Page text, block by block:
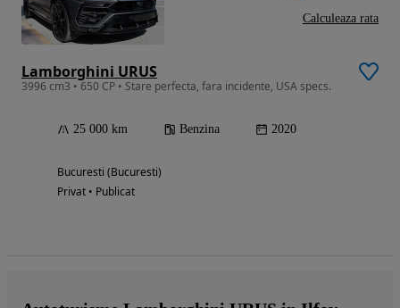
Lamborghini URUS
3996 cm3 • 650 CP • Stare perfecta, fara incidente, USA specs.
25 000 km Benzina 2020
Bucuresti (Bucuresti)
Privat • Publicat
Calculeaza rata